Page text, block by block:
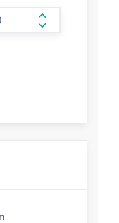
form.increase-